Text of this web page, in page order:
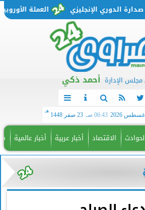
العملة الأوروبية تتحرك من الإنجليزي
الإدارة أحمد ذكي
06:43 صـ 23 صفر 1448
هـ
الاقتصاد أخبار عربية أخبار عالمية